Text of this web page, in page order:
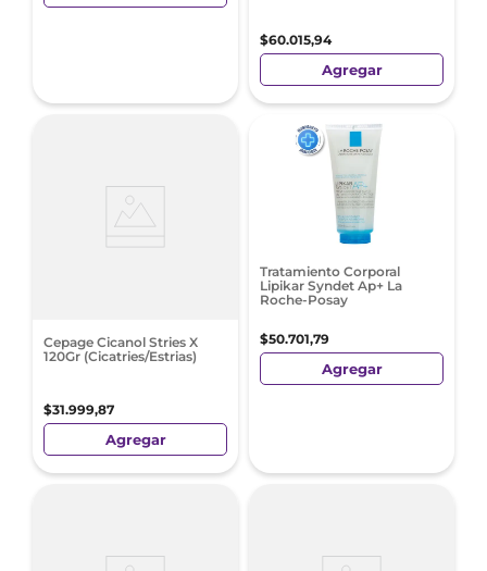
$60.015,94
Agregar
Cepage Cicanol Stries X
120Gr (Cicatries/Estrias)
$31.999,87
Agregar
Tratamiento Corporal
Lipikar Syndet Ap+ La
Roche-Posay
$50.701,79
Agregar